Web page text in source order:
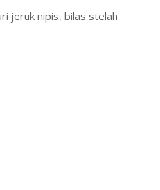
jeruk nipis, bilas stelah